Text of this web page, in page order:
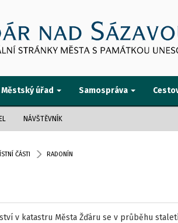
Městský úřad Samospráva
NÁVŠTĚVNÍK
ČÁSTI RADONÍN
v katastru Města Žďáru se v průběhu